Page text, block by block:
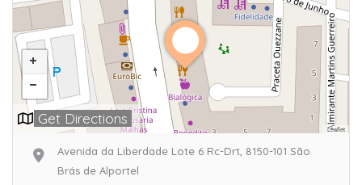
Leaflet
Get Directions
Avenida da Liberdade Lote 6 Rc-Drt, 8150-101 São
Brás de Alportel